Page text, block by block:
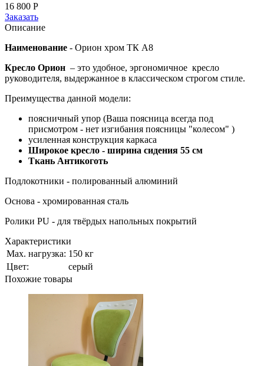
16 800 Р
Заказать
Описание
Наименование - Орион хром ТК А8
Кресло Орион – это удобное, эргономичное кресло
руководителя, выдержанное в классическом строгом стиле.
Преимущества данной модели:
поясничный упор (Ваша поясница всегда под
присмотром - нет изгибания поясницы "колесом" )
усиленная конструкция каркаса
Широкое кресло - ширина сидения 55 см
Ткань Антикоготь
Подлокотники - полированный алюминий
Основа - хромированная сталь
Ролики PU - для твёрдых напольных покрытий
Характеристики
Мах. нагрузка: 150 кг
Цвет:
серый
Похожие товары